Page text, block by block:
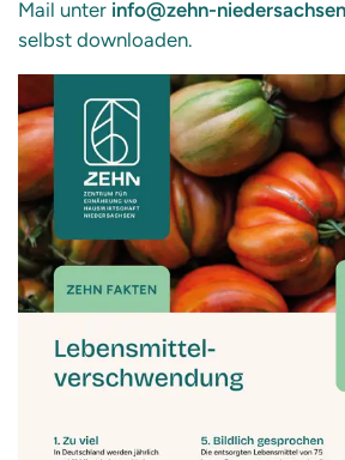
Mail unter info@zehn-
selbst downloaden.